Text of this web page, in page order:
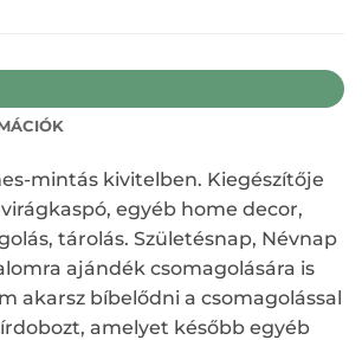
mintás kivitelben. Kiegészítője
egyéb home decor,
tárolás. Születésnap, Névnap
ajándék csomagolására is
akarsz bíbelődni a csomagolással
amelyet később egyéb